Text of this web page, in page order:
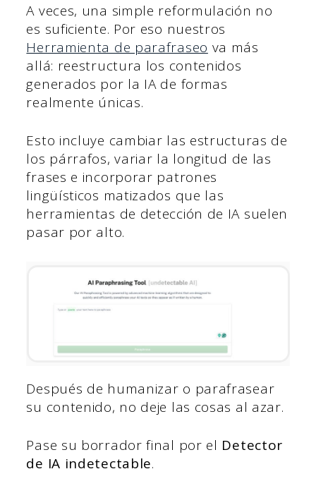
A veces, una simple reformulación no
es suficiente. Por eso nuestros
Herramienta de parafraseo va más
allá: reestructura los contenidos
generados por la IA de formas
realmente únicas.
Esto incluye cambiar las estructuras de
los párrafos, variar la longitud de las
frases e incorporar patrones
lingüísticos matizados que las
herramientas de detección de IA suelen
pasar por alto.
Después de humanizar o parafrasear
su contenido, no deje las cosas al azar.
Pase su borrador final por el Detector
de IA indetectable.